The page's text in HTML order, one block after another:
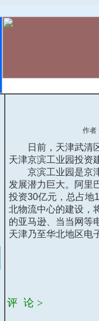
作者
日前，天津武清区
天津京滨工业园投资
京滨工业园是京津
发展潜力巨大。阿里
投资30亿元，总占地
北物流中心的建设，
的亚马逊、当当网等
天津乃至华北地区电
评 论 >